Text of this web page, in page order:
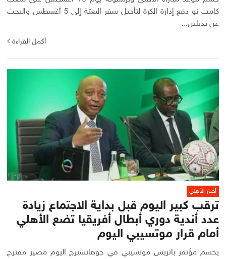
كامب نو دفع إدارة الكرة لتأجيل سفر البعثة إلى 5 أغسطس والبحث
عن بديلين...
أكمل القراءة
أخبار الأهلي
ترقب كبير اليوم قبل بداية الاجتماع زيادة
عدد أندية دوري أبطال أفريقيا تضع الأهلي
أمام قرار موتسيبي اليوم
يحسم مؤتمر باتريس موتسيبي في جوهانسبرج اليوم مصير مقترح